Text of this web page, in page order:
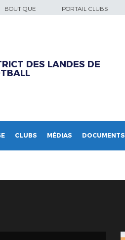
BOUTIQUE PORTAIL CLUBS
DES LANDES DE
CLUBS MÉDIAS DOCUMENTS